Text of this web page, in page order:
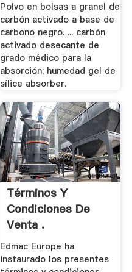
Polvo en bolsas a granel de
carbón activado a base de
carbono negro. ... carbón
activado desecante de
grado médico para la
absorción; humedad gel de
sílice absorber.
Términos Y
Condiciones De
Venta .
Edmac Europe ha
instaurado los presentes